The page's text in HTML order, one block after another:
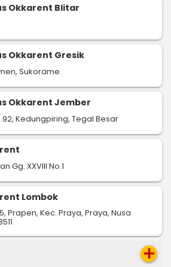
Okkarent Blitar
Okkarent Gresik
Sukorame
Okkarent Jember
Kedungpiring, Tegal Besar
Gg. XXVIII No.1
Lombok
Prapen, Kec. Praya, Praya, Nusa
add